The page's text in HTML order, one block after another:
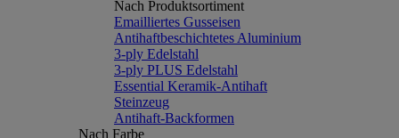
Nach Produktsortiment
Emailliertes Gusseisen
Antihaftbeschichtetes Aluminium
3-ply Edelstahl
3-ply PLUS Edelstahl
Essential Keramik-Antihaft
Steinzeug
Antihaft-Backformen
Nach Farbe